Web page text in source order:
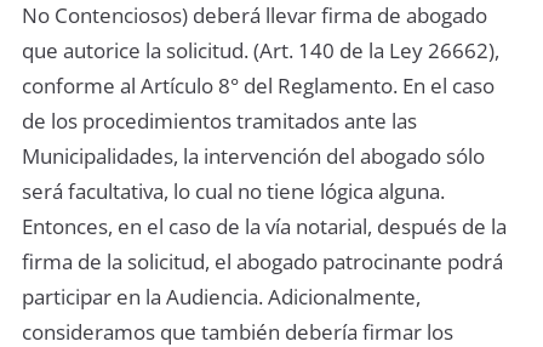
No Contenciosos) deberá llevar firma de abogado
que autorice la solicitud. (Art. 140 de la Ley 26662),
conforme al Artículo 8° del Reglamento. En el caso
de los procedimientos tramitados ante las
Municipalidades, la intervención del abogado sólo
será facultativa, lo cual no tiene lógica alguna.
Entonces, en el caso de la vía notarial, después de la
firma de la solicitud, el abogado patrocinante podrá
participar en la Audiencia. Adicionalmente,
consideramos que también debería firmar los